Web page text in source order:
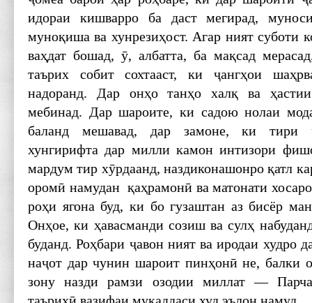
идораи кишварро ба даст мегирад,
муноқиша ва хунрезиҳост. Агар ният суботи
ваҳдат бошад, ӯ, албатта, ба мақсад
таърих собит сохтааст, ки ҷангҳои
надоранд. Дар онҳо танҳо халқ ва
мебинад. Дар шароите, ки садою нолаи
баланд мешавад, дар замоне, ки тири
хунгирифта дар милли камон интизори
мардум тир хӯрдаанд, наздиконашонро қатл
оромӣ намудан қаҳрамонӣ ва матонати
роҳи ягона буд, ки бо гузаштан аз бисёр
Онҳое, ки ҳавасманди созиш ва сулҳ
буданд. Роҳбари ҷавон ният ва иродаи худро
наҷот дар чунин шароит пинҳонӣ не, балки
зону назди рамзи озодии миллат —